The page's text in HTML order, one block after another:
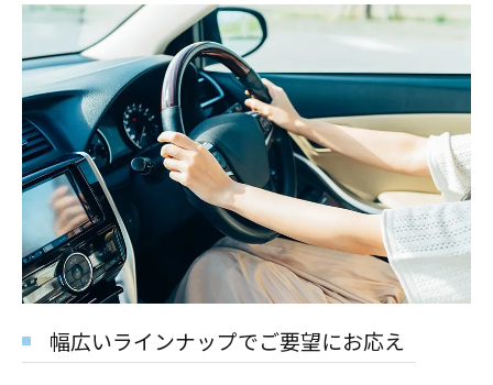
幅広いラインナップでご要望にお応え